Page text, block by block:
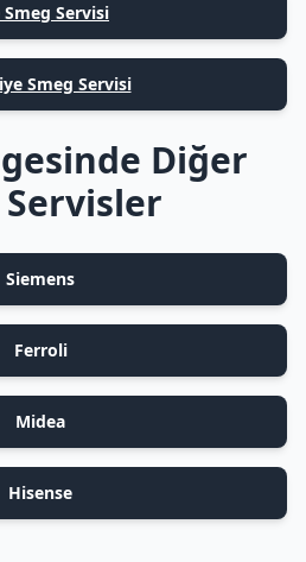
Smeg Servisi
Smeg Servisi
Diğer
Servisler
Siemens
Ferroli
Midea
Hisense